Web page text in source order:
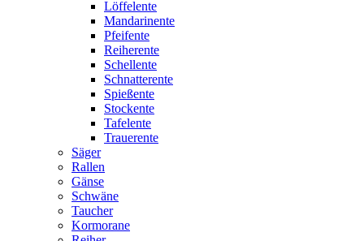
Löffelente
Mandarinente
Pfeifente
Reiherente
Schellente
Schnatterente
Spießente
Stockente
Tafelente
Trauerente
Säger
Rallen
Gänse
Schwäne
Taucher
Kormorane